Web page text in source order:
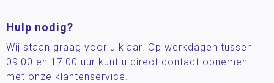
Hulp nodig?
Wij staan graag voor u klaar. Op werkdagen tussen
09:00 en 17:00 uur kunt u direct contact opnemen
met onze klantenservice.